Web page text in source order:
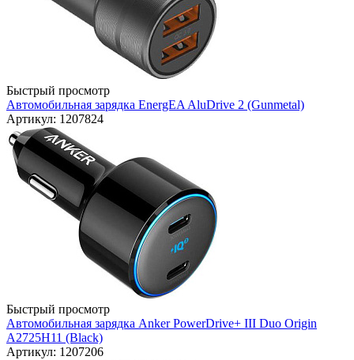
Быстрый просмотр
Автомобильная зарядка EnergEA AluDrive 2 (Gunmetal)
Артикул: 1207824
Быстрый просмотр
Автомобильная зарядка Anker PowerDrive+ III Duo Origin
A2725H11 (Black)
Артикул: 1207206